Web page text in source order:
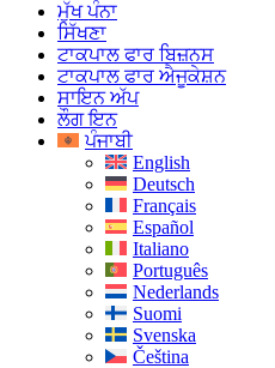
ਮੁੱਖ ਪੰਨਾ
ਸਿੱਖਣਾ
ਟਾਕਪਾਲ ਫਾਰ ਬਿਜ਼ਨਸ
ਟਾਕਪਾਲ ਫਾਰ ਐਜੂਕੇਸ਼ਨ
ਸਾਇਨ ਅੱਪ
ਲੌਗ ਇਨ
ਪੰਜਾਬੀ
English
Deutsch
Français
Español
Italiano
Português
Nederlands
Suomi
Svenska
Čeština